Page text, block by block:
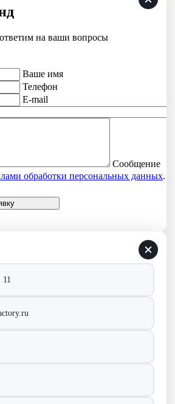
на ваши вопросы
Ваше имя
Телефон
E-mail
Сообщение
обработки персональных данных.